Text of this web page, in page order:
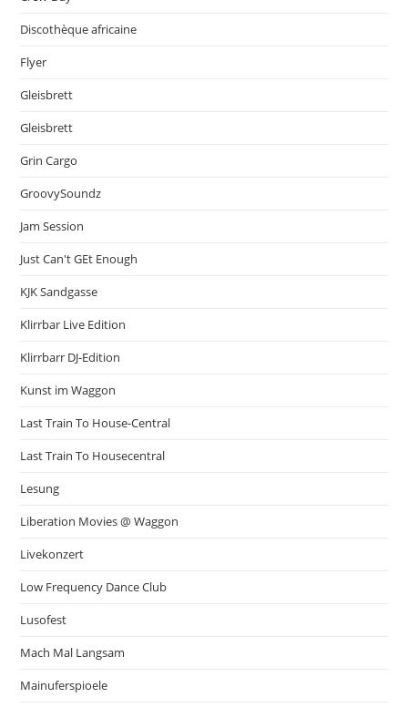
Discothèque africaine
Flyer
Gleisbrett
Gleisbrett
Grin Cargo
GroovySoundz
Jam Session
Just Can't GEt Enough
KJK Sandgasse
Klirrbar Live Edition
Klirrbarr DJ-Edition
Kunst im Waggon
Last Train To House-Central
Last Train To Housecentral
Lesung
Liberation Movies @ Waggon
Livekonzert
Low Frequency Dance Club
Lusofest
Mach Mal Langsam
Mainuferspioele